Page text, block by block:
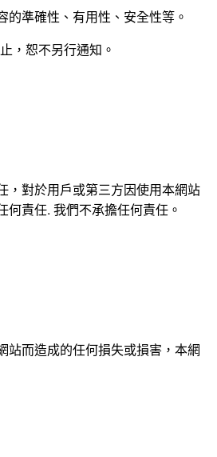
準確性、有用性、安全性等。
，恕不另行通知。
，對於用戶或第三方因使用本網站
責任. 我們不承擔任何責任。
站而造成的任何損失或損害，本網